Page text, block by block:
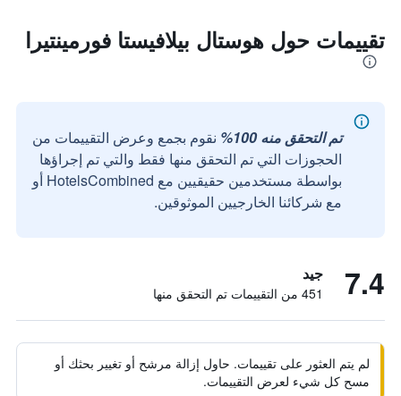
تقييمات حول هوستال بيلافيستا فورمينتيرا
تم التحقق منه 100%
نقوم بجمع وعرض التقييمات من
الحجوزات التي تم التحقق منها فقط والتي تم إجراؤها
بواسطة مستخدمين حقيقيين مع HotelsCombined أو
مع شركائنا الخارجيين الموثوقين.
7.4 جيد
451 من التقييمات تم التحقق منها
لم يتم العثور على تقييمات. حاول إزالة مرشح أو تغيير بحثك أو
مسح كل شيء لعرض التقييمات.